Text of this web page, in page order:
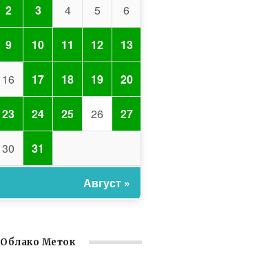
2 3 4 5 6
9 10 11 12 13
16 17 18 19 20
23 24 25 26 27
30 31
Август »
Облако Меток